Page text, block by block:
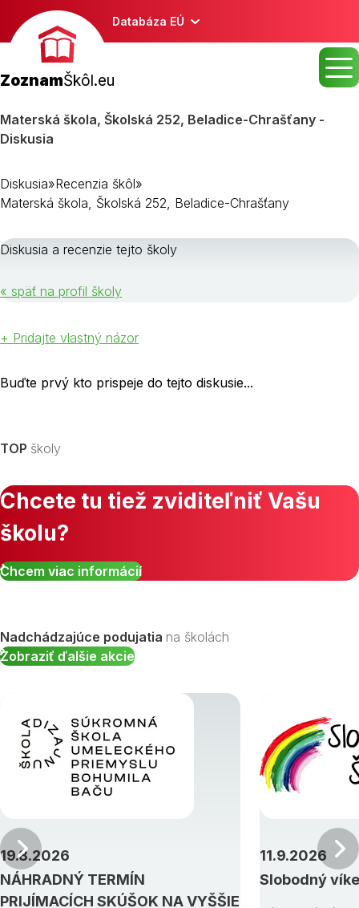
Databáza EÚ
ZoznamŠkôl.eu
Materská škola, Školská 252, Beladice-Chrašťany -
Diskusia
Diskusia»Recenzia škôl»
Materská škola, Školská 252, Beladice-Chrašťany
Diskusia a recenzie tejto školy
« späť na profil školy
+ Pridajte vlastný názor
Buďte prvý kto prispeje do tejto diskusie...
TOP školy
Chcete tu tiež zviditeľniť Vašu
školu?
Chcem viac informácií
Nadchádzajúce podujatia na školách
Zobraziť ďalšie akcie
NÁHRADNÝ TERMÍN
PRIJÍMACÍCH SKÚŠOK NA VYŠŠIE
19.8.2026
Slobodný
11.9.2026
Predchádzajúci